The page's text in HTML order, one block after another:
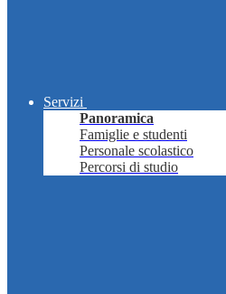
Servizi
Panoramica
Famiglie e studenti
Personale scolastico
Percorsi di studio